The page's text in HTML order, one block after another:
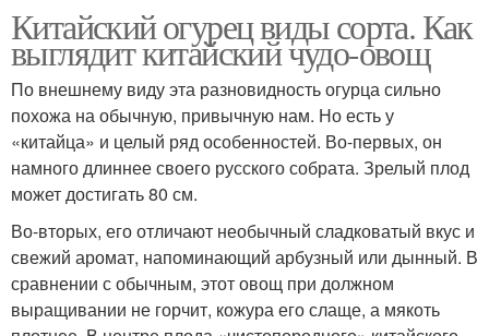
Китайский огурец виды сорта. Как
выглядит китайский чудо-овощ
По внешнему виду эта разновидность огурца сильно
похожа на обычную, привычную нам. Но есть у
«китайца» и целый ряд особенностей. Во-первых, он
намного длиннее своего русского собрата. Зрелый плод
может достигать 80 см.
Во-вторых, его отличают необычный сладковатый вкус и
свежий аромат, напоминающий арбузный или дынный. В
сравнении с обычным, этот овощ при должном
выращивании не горчит, кожура его слаще, а мякоть